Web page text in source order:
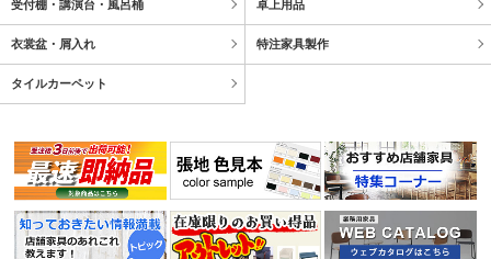
受付棚・講演台・風呂桶 卓上用品
衣裳盆・屑入れ 特注家具製作
タイルカーペット